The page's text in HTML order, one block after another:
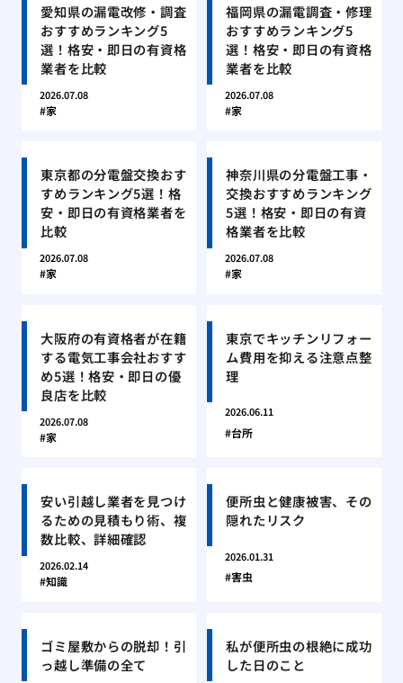
愛知県の漏電改修・調査
おすすめランキング5
選！格安・即日の有資格
業者を比較
2026.07.08
家
福岡県の漏電調査・修理
おすすめランキング5
選！格安・即日の有資格
業者を比較
2026.07.08
家
東京都の分電盤交換おす
すめランキング5選！格
安・即日の有資格業者を
比較
2026.07.08
家
神奈川県の分電盤工事・
交換おすすめランキング
5選！格安・即日の有資
格業者を比較
2026.07.08
家
大阪府の有資格者が在籍
する電気工事会社おすす
め5選！格安・即日の優
良店を比較
2026.07.08
家
東京でキッチンリフォー
ム費用を抑える注意点整
理
2026.06.11
台所
安い引越し業者を見つけ
るための見積もり術、複
数比較、詳細確認
2026.02.14
知識
便所虫と健康被害、その
隠れたリスク
2026.01.31
害虫
ゴミ屋敷からの脱却！引
っ越し準備の全て
私が便所虫の根絶に成功
した日のこと